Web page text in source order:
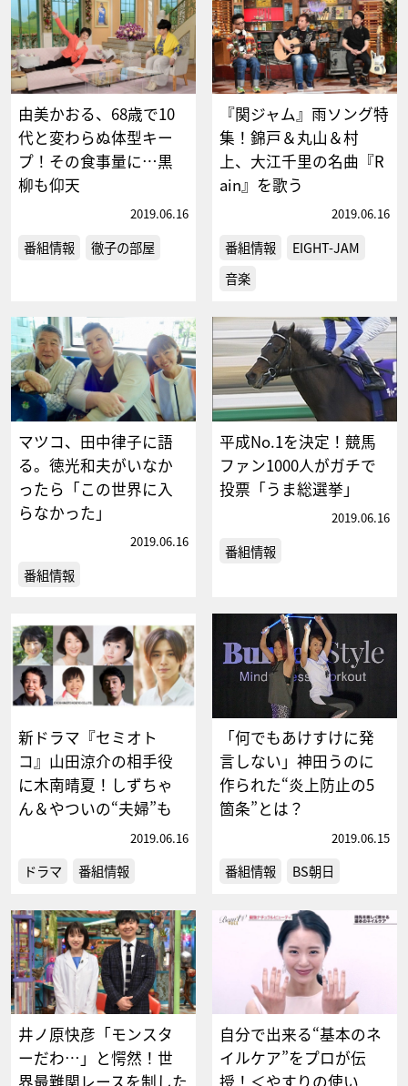
由美かおる、68歳で10
代と変わらぬ体型キー
プ！その食事量に…黒
柳も仰天
2019.06.16
番組情報 徹子の部屋
『関ジャム』雨ソング特
集！錦戸＆丸山＆村
上、大江千里の名曲『R
ain』を歌う
2019.06.16
番組情報
EIGHT-JAM
音楽
マツコ、田中律子に語
る。徳光和夫がいなか
ったら「この世界に入
らなかった」
2019.06.16
番組情報
平成No.1を決定！競馬
ファン1000人がガチで
投票「うま総選挙」
2019.06.16
番組情報
新ドラマ『セミオト
コ』山田涼介の相手役
に木南晴夏！しずちゃ
ん＆やついの“夫婦”も
2019.06.16
ドラマ 番組情報
「何でもあけすけに発
言しない」神田うのに
作られた“炎上防止の5
箇条”とは？
2019.06.15
番組情報 BS朝日
井ノ原快彦「モンスタ
ーだわ…」と愕然！世
界最難関レースを制した
自分で出来る“基本のネ
イルケア”をプロが伝
授！＜やすりの使い